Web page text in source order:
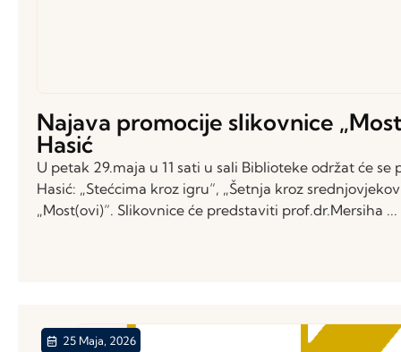
Najava promocije slikovnice
Hasić
U petak 29.maja u 11 sati u sali Biblioteke održat će
Hasić: „Stećcima kroz igru“, „Šetnja kroz
„Most(ovi)“. Slikovnice će predstaviti prof.dr.Mersiha ...
25 Maja, 2026